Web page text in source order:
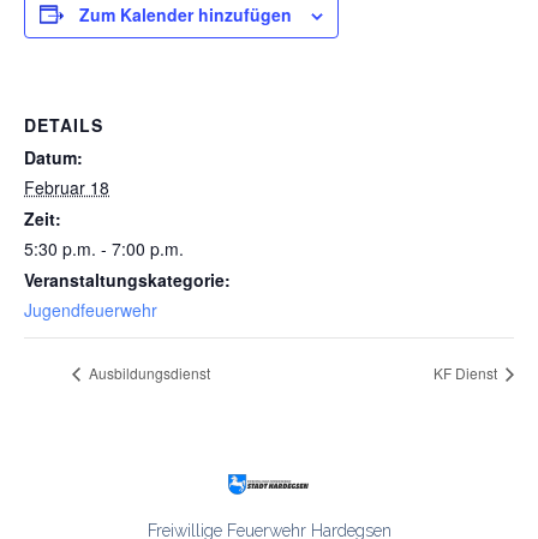
Zum Kalender hinzufügen
DETAILS
Datum:
Februar 18
Zeit:
5:30 p.m. - 7:00 p.m.
Veranstaltungskategorie:
Jugendfeuerwehr
Ausbildungsdienst KF Dienst
Freiwillige Feuerwehr Hardegsen